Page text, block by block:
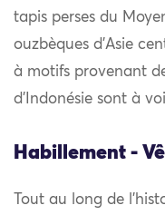
tapis perses du
ouzbèques d’Asie
à motifs provenant
d’Indonésie sont à
Habillement -
Tout au long de